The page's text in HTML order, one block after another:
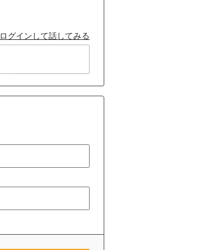
ログインして話してみる